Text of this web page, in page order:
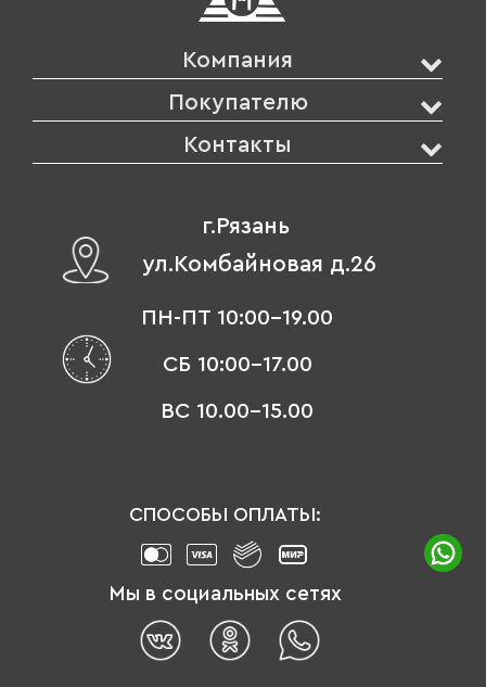
Компания
Покупателю
Контакты
г.Рязань
ул.Комбайновая д.26
ПН-ПТ 10:00-19.00
СБ 10:00-17.00
ВС 10.00-15.00
СПОСОБЫ ОПЛАТЫ:
Мы в социальных сетях